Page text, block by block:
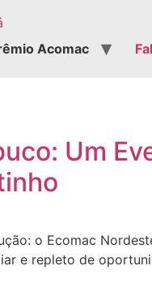
Acomac
Um
o Ecomac
e repleto de